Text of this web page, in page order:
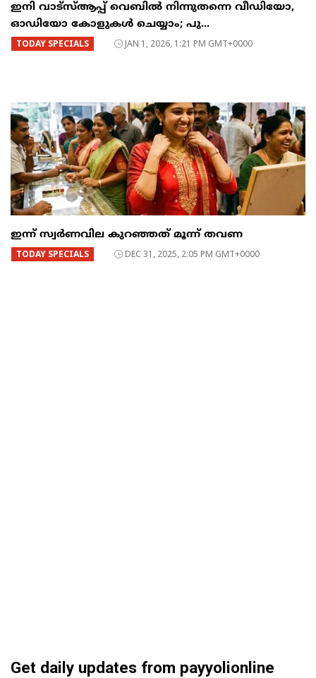
ഇനി വാട്‌സ്ആപ്പ് വെബിൽ നിന്നുതന്നെ വീഡിയോ,
ഓഡിയോ കോളുകൾ ചെയ്യാം; പു...
TODAY SPECIALS JAN 1, 2026, 1:21 PM GMT+0000
ഇന്ന് സ്വർണവില കുറഞ്ഞത് മൂന്ന് തവണ
TODAY SPECIALS DEC 31, 2025, 2:05 PM GMT+0000
Get daily updates from payyolionline